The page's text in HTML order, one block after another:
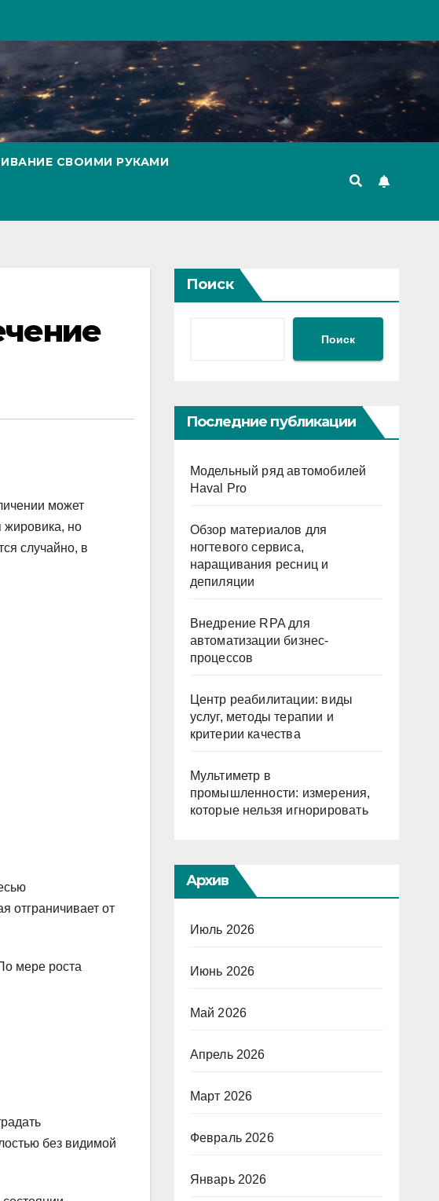
СВОИМИ РУКАМИ
может
жировика, но
случайно, в
отграничивает от
мере роста
без видимой
Поиск
Поиск
Последние публикации
Модельный ряд автомобилей
Haval Pro
Обзор материалов для
ногтевого сервиса,
наращивания ресниц и
депиляции
Внедрение RPA для
автоматизации бизнес-
процессов
Центр реабилитации: виды
услуг, методы терапии и
критерии качества
Мультиметр в
промышленности: измерения,
которые нельзя игнорировать
Архив
Июль 2026
Июнь 2026
Май 2026
Апрель 2026
Март 2026
Февраль 2026
Январь 2026